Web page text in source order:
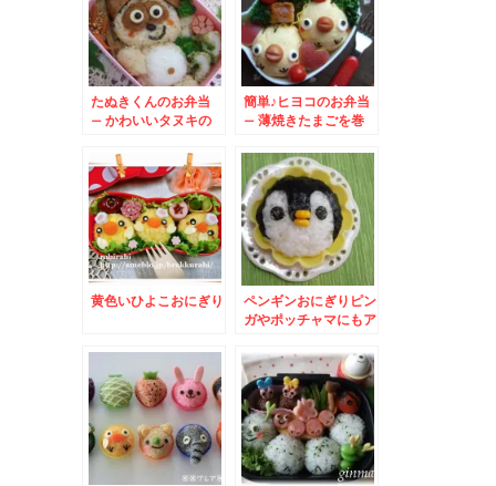
たぬきくんのお弁当
– かわいいタヌキの
簡単♪ヒヨコのお弁当
– 薄焼きたまごを巻
黄色いひよこおにぎり
ペンギンおにぎりピン
ガやポッチャマにもア